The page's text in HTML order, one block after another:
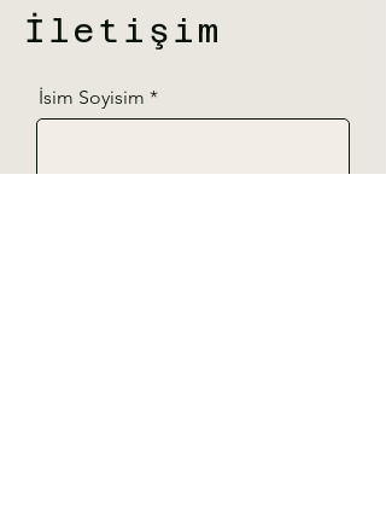
İletişim
İsim Soyisim